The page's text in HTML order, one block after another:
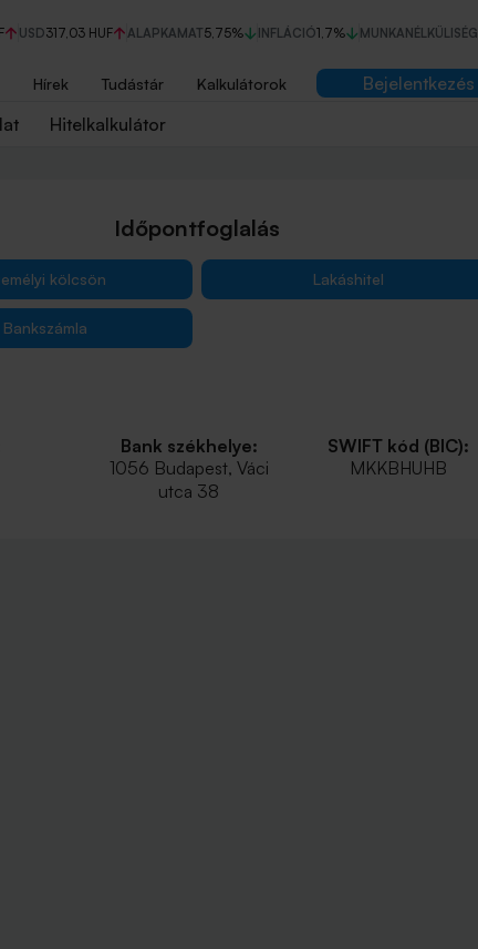
USD317,03 HUF ALAPKAMAT5,75% INFLÁCIÓ1,7% MUNKANÉLKÜLISÉG
Hírek Tudástár Kalkulátorok
Bejelentkezés
Hitelkalkulátor
Időpontfoglalás
kölcsön Lakáshitel
Bankszámla
Bank székhelye:
1056 Budapest, Váci
utca 38
SWIFT kód (BIC):
MKKBHUHB